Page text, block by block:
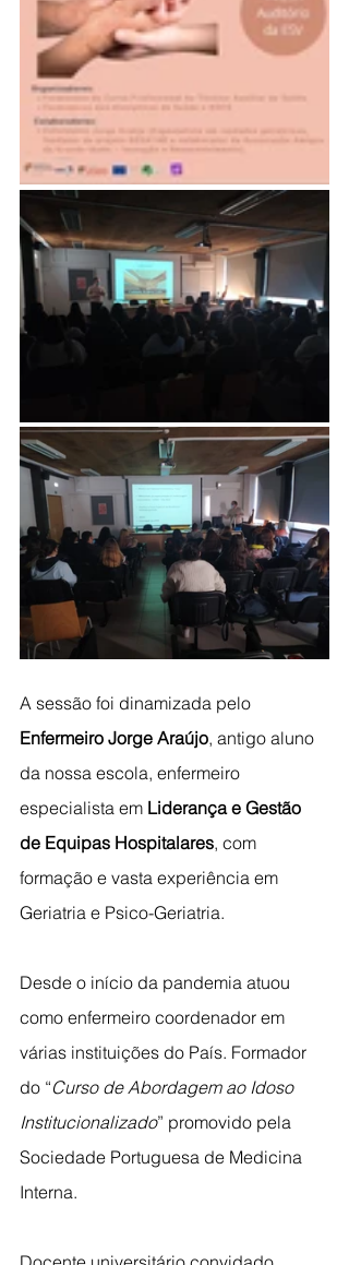
A sessão foi dinamizada pelo
Enfermeiro Jorge Araújo, antigo aluno
da nossa escola, enfermeiro
especialista em Liderança e Gestão
de Equipas Hospitalares, com
formação e vasta experiência em
Geriatria e Psico-Geriatria.
Desde o início da pandemia atuou
como enfermeiro coordenador em
várias instituições do País. Formador
do “Curso de Abordagem ao Idoso
Institucionalizado” promovido pela
Sociedade Portuguesa de Medicina
Interna.